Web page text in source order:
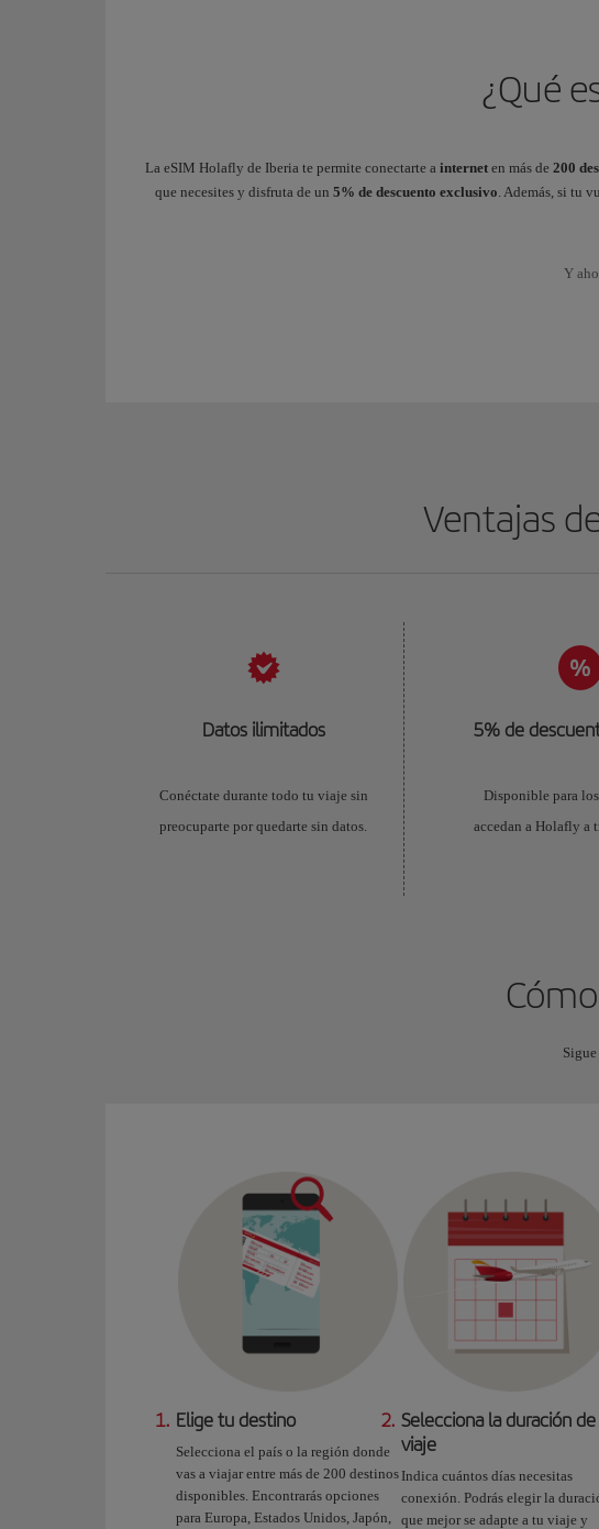
¿Qué
La eSIM Holafly de Iberia te permite conectarte a internet en más de 200
que necesites y disfruta de un 5% de descuento exclusivo. Además, si tu
Y
Ventajas
Datos ilimitados
Conéctate durante todo tu viaje sin
preocuparte por quedarte sin datos.
5% de
Disponible para
accedan a Holafly a
1. Elige tu destino
Selecciona el país o la región donde
vas a viajar entre más de 200 destinos
disponibles. Encontrarás opciones
para Europa, Estados Unidos, Japón,
2. Selecciona la duración
viaje
Indica cuántos días necesitas
conexión. Podrás elegir la
que mejor se adapte a tu viaje y